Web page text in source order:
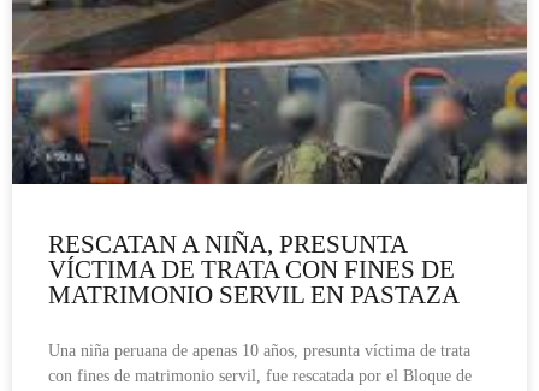
RESCATAN A NIÑA, PRESUNTA
VÍCTIMA DE TRATA CON FINES DE
MATRIMONIO SERVIL EN PASTAZA
Una niña peruana de apenas 10 años, presunta víctima de trata
con fines de matrimonio servil, fue rescatada por el Bloque de